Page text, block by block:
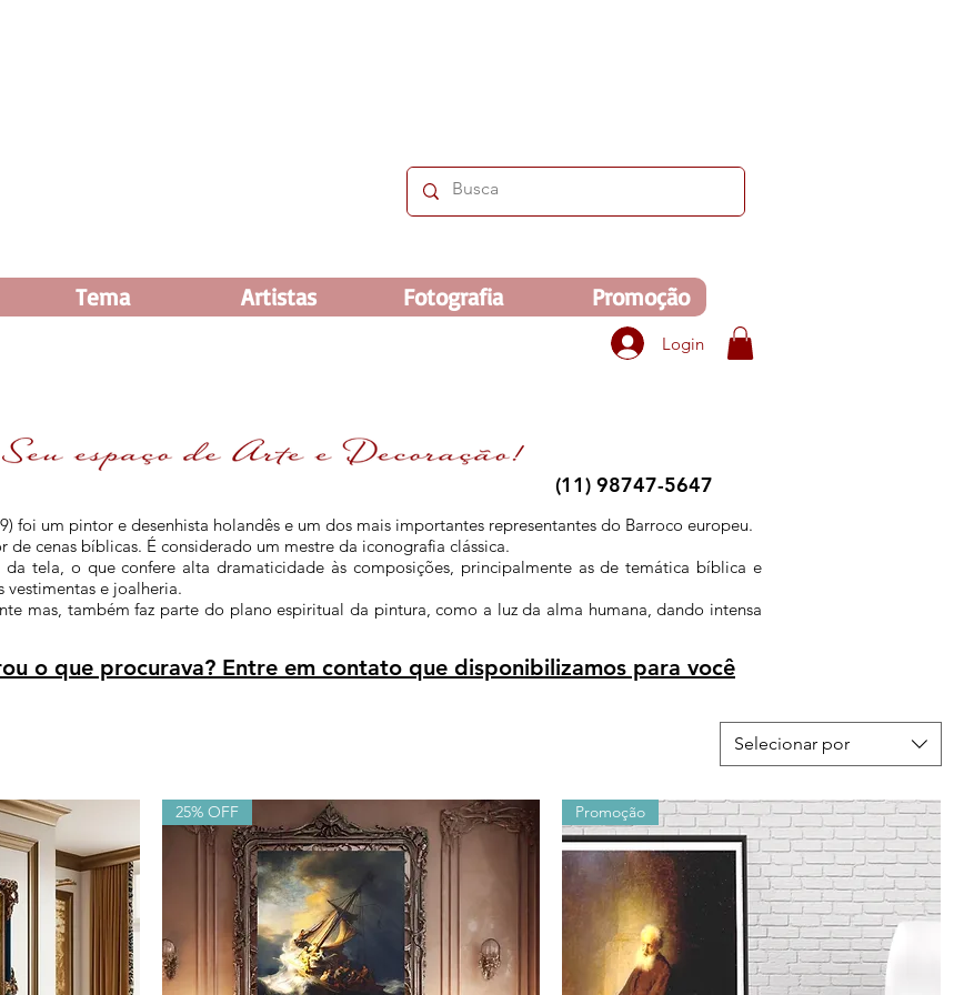
Tema Artistas Fotografia Promoção
Login
(11) 98747-5647
foi um pintor e desenhista holandês e um dos mais importantes representantes do Barroco europeu.
cenas bíblicas. É considerado um mestre da iconografia clássica.
tela, o que confere alta dramaticidade às composições, principalmente as de temática bíblica e
vestimentas e joalheria.
mas, também faz parte do plano espiritual da pintura, como a luz da alma humana, dando intensa
o que procurava? Entre em contato que disponibilizamos para você
Selecionar por
25% OFF Promoção